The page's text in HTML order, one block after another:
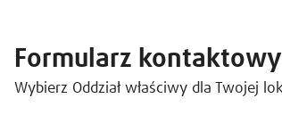
Formularz
Wybierz Oddział właściwy dla Twojej